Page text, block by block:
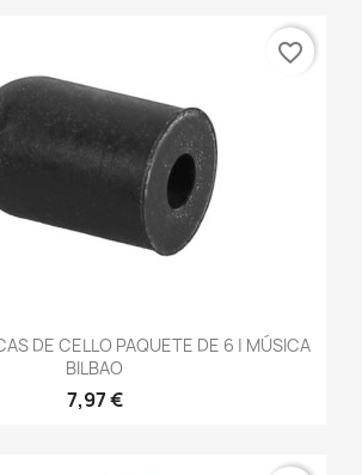
DE CELLO PAQUETE DE 6 | MÚSICA
BILBAO
7,97 €
favorite_border